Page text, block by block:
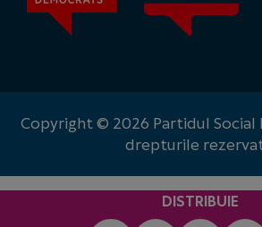
Copyright © 2026 Partidul Social
drepturile
DISTRIBUIE